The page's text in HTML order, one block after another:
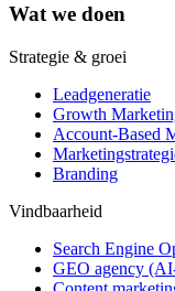
Wat we doen
Strategie & groei
Leadgeneratie
Growth
Account-Based
Branding
Vindbaarheid
Search Engine
GEO agency